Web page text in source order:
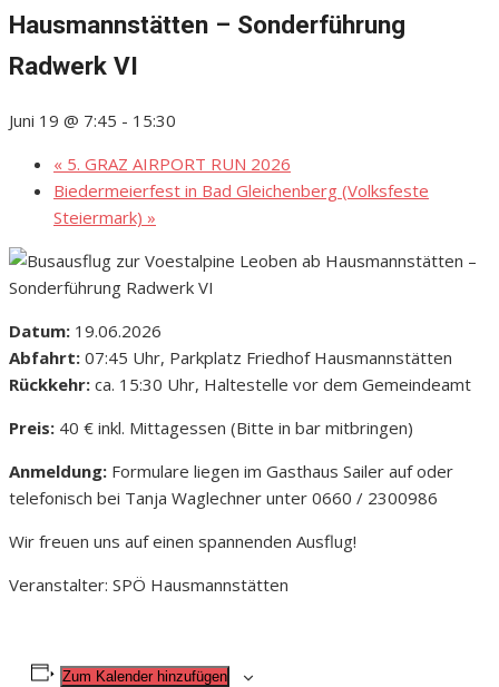
Hausmannstätten – Sonderführung
Radwerk VI
Juni 19 @ 7:45 - 15:30
« 5. GRAZ AIRPORT RUN 2026
Biedermeierfest in Bad Gleichenberg (Volksfeste
Steiermark) »
Datum: 19.06.2026
Abfahrt: 07:45 Uhr, Parkplatz Friedhof Hausmannstätten
Rückkehr: ca. 15:30 Uhr, Haltestelle vor dem Gemeindeamt
Preis: 40 € inkl. Mittagessen (Bitte in bar mitbringen)
Anmeldung: Formulare liegen im Gasthaus Sailer auf oder
telefonisch bei Tanja Waglechner unter 0660 / 2300986
Wir freuen uns auf einen spannenden Ausflug!
Veranstalter: SPÖ Hausmannstätten
Zum Kalender hinzufügen